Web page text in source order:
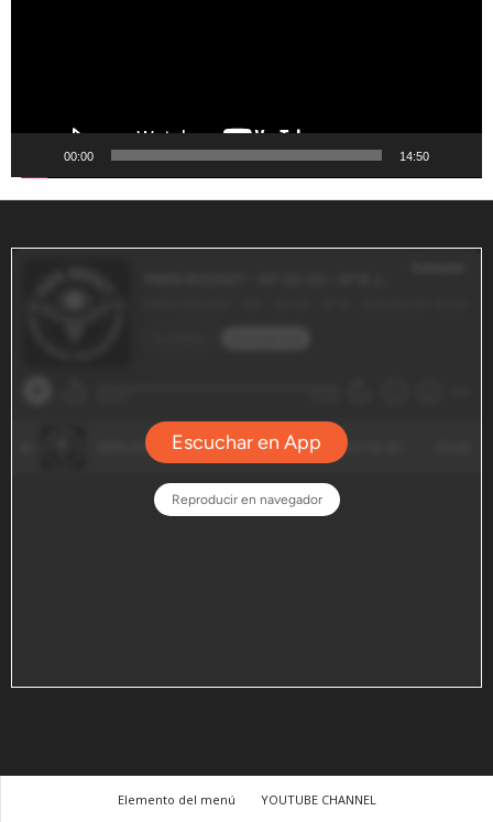
00:00 14:50
Elemento del menú YOUTUBE CHANNEL